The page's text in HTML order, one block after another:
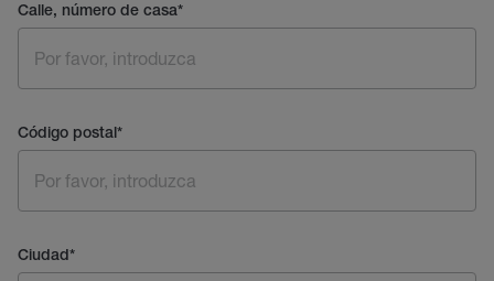
Calle, número de casa*
Código postal*
Ciudad*